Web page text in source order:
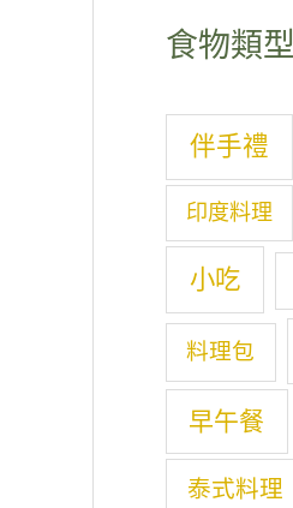
食物類型
伴手禮
印度料理
小吃
料理包
早午餐
泰式料理